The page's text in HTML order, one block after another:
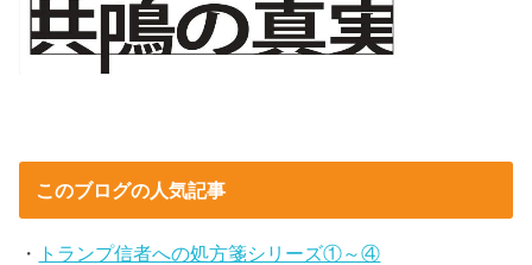
このブログの人気記事
・ トランプ信者への処方箋シリーズ①～④